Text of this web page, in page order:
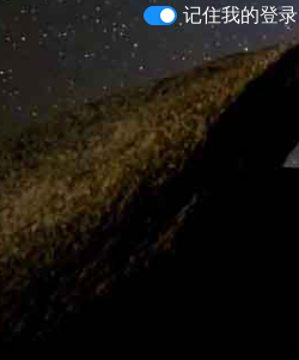
记住我的登录